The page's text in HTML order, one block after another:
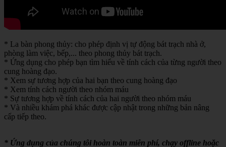
* La bàn phong thủy: cho phép định vị tự động bát trạch nhà ở,
phòng làm việc, bếp,... theo phong thủy bát trạch.
* Ứng dụng cho phép bạn tìm hiểu về tính cách của từng người theo
cung hoàng đạo.
* Xem sự tương hợp của hai bạn theo cung hoàng đạo
* Xem tính cách người theo nhóm máu
* Sự tương hợp về tính cách của hai người theo nhóm máu
* Và nhiều khám phá khác được cập nhật trong những bản nâng
cấp tiếp theo.
* Ứng dụng của chúng tôi hoàn toàn miễn phí, chạy offline hoặc